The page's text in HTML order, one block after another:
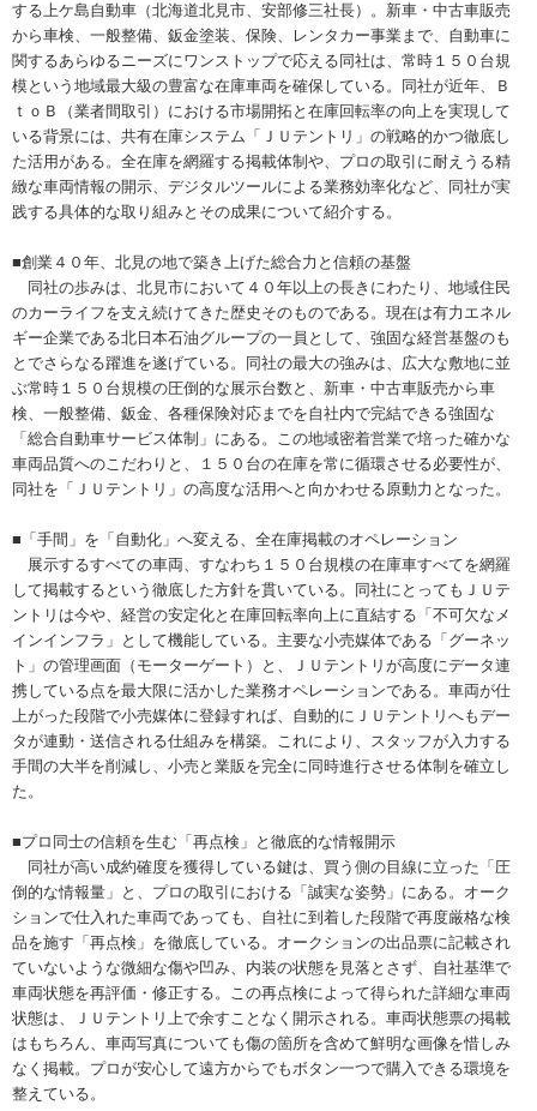
する上ケ島自動車（北海道北見市、安部修三社長）。新車・中古車販売
から車検、一般整備、鈑金塗装、保険、レンタカー事業まで、自動車に
関するあらゆるニーズにワンストップで応える同社は、常時１５０台規
模という地域最大級の豊富な在庫車両を確保している。同社が近年、Ｂ
ｔｏＢ（業者間取引）における市場開拓と在庫回転率の向上を実現して
いる背景には、共有在庫システム「ＪＵテントリ」の戦略的かつ徹底し
た活用がある。全在庫を網羅する掲載体制や、プロの取引に耐えうる精
緻な車両情報の開示、デジタルツールによる業務効率化など、同社が実
践する具体的な取り組みとその成果について紹介する。
■創業４０年、北見の地で築き上げた総合力と信頼の基盤
同社の歩みは、北見市において４０年以上の長きにわたり、地域住民
のカーライフを支え続けてきた歴史そのものである。現在は有力エネル
ギー企業である北日本石油グループの一員として、強固な経営基盤のも
とでさらなる躍進を遂げている。同社の最大の強みは、広大な敷地に並
ぶ常時１５０台規模の圧倒的な展示台数と、新車・中古車販売から車
検、一般整備、鈑金、各種保険対応までを自社内で完結できる強固な
「総合自動車サービス体制」にある。この地域密着営業で培った確かな
車両品質へのこだわりと、１５０台の在庫を常に循環させる必要性が、
同社を「ＪＵテントリ」の高度な活用へと向かわせる原動力となった。
■「手間」を「自動化」へ変える、全在庫掲載のオペレーション
展示するすべての車両、すなわち１５０台規模の在庫車すべてを網羅
して掲載するという徹底した方針を貫いている。同社にとってもＪＵテ
ントリは今や、経営の安定化と在庫回転率向上に直結する「不可欠なメ
インインフラ」として機能している。主要な小売媒体である「グーネッ
ト」の管理画面（モーターゲート）と、ＪＵテントリが高度にデータ連
携している点を最大限に活かした業務オペレーションである。車両が仕
上がった段階で小売媒体に登録すれば、自動的にＪＵテントリへもデー
タが連動・送信される仕組みを構築。これにより、スタッフが入力する
手間の大半を削減し、小売と業販を完全に同時進行させる体制を確立し
た。
■プロ同士の信頼を生む「再点検」と徹底的な情報開示
同社が高い成約確度を獲得している鍵は、買う側の目線に立った「圧
倒的な情報量」と、プロの取引における「誠実な姿勢」にある。オーク
ションで仕入れた車両であっても、自社に到着した段階で再度厳格な検
品を施す「再点検」を徹底している。オークションの出品票に記載され
ていないような微細な傷や凹み、内装の状態を見落とさず、自社基準で
車両状態を再評価・修正する。この再点検によって得られた詳細な車両
状態は、ＪＵテントリ上で余すことなく開示される。車両状態票の掲載
はもちろん、車両写真についても傷の箇所を含めて鮮明な画像を惜しみ
なく掲載。プロが安心して遠方からでもボタン一つで購入できる環境を
整えている。